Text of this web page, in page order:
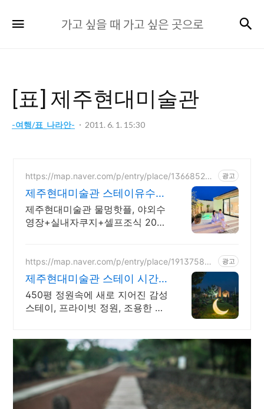
고
가
고
싶
으
로
가고 싶을 때 가고 싶은 곳으로
[표] 제주현대미술관
-여행/표_나라안- 2011. 6. 1. 15:30
https://map.naver.com/p/entry/place/136685260
광고
제주현대미술관 스테이유수
방금 오픈 했어요
제주현대미술관 물멍핫플, 야외수
영장+실내자쿠지+셀프조식 20만
https://map.naver.com/p/entry/place/191375882
광고
제주현대미술관 스테이 시간
제주서쪽여행하기 좋은 숙소
450평 정원속에 새로 지어진 감성
스테이, 프라이빗 정원, 조용한 전